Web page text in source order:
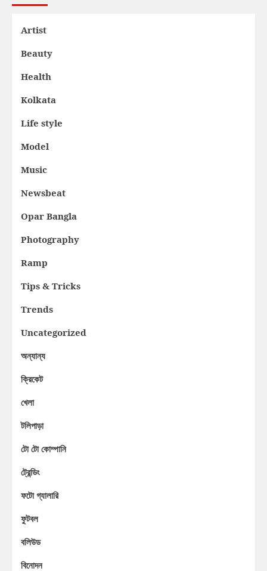
Artist
Beauty
Health
Kolkata
Life style
Model
Music
Newsbeat
Opar Bangla
Photography
Ramp
Tips & Tricks
Trends
Uncategorized
অন্যান্য
ক্রিকেট
খেলা
টলিপাড়া
টো টো কোম্পানি
ট্রেন্ডিং
ফটো গ্যালারি
ফুটবল
বলিউড
বিনোদন